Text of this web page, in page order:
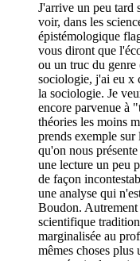
J'arrive un peu tard
voir, dans les
épistémologique
vous diront que
ou un truc du genre
sociologie, j'ai eu x
la sociologie. Je
encore parvenue à
théories les moins
prends exemple
qu'on nous
une lecture un peu
de façon
une analyse qui
Boudon. Autrement
scientifique
marginalisée au
mêmes choses plus